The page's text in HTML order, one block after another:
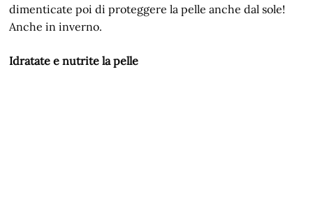
dimenticate poi di proteggere la pelle anche dal sole!
Anche in inverno.
Idratate e nutrite la pelle